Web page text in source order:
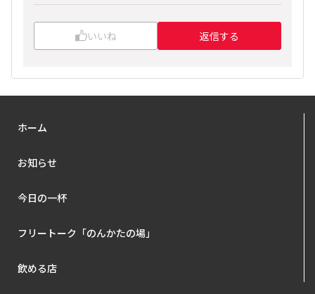
いいね 返信する
ホーム
お知らせ
今日の一杯
フリートーク「のんかたの場」
飲める店